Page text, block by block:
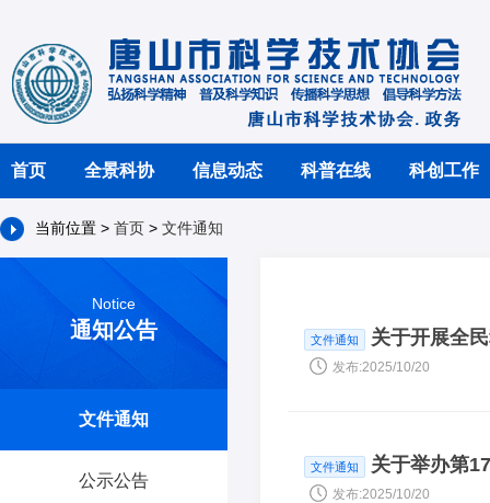
首页 全景科协 信息动态 科普在线 科创工作
当前位置 > 首页 > 文件通知
Notice
通知公告
文件通知
公示公告
文件通知 关于开展全
发布:2025/10/20
文件通知 关于举办第
发布:2025/10/20